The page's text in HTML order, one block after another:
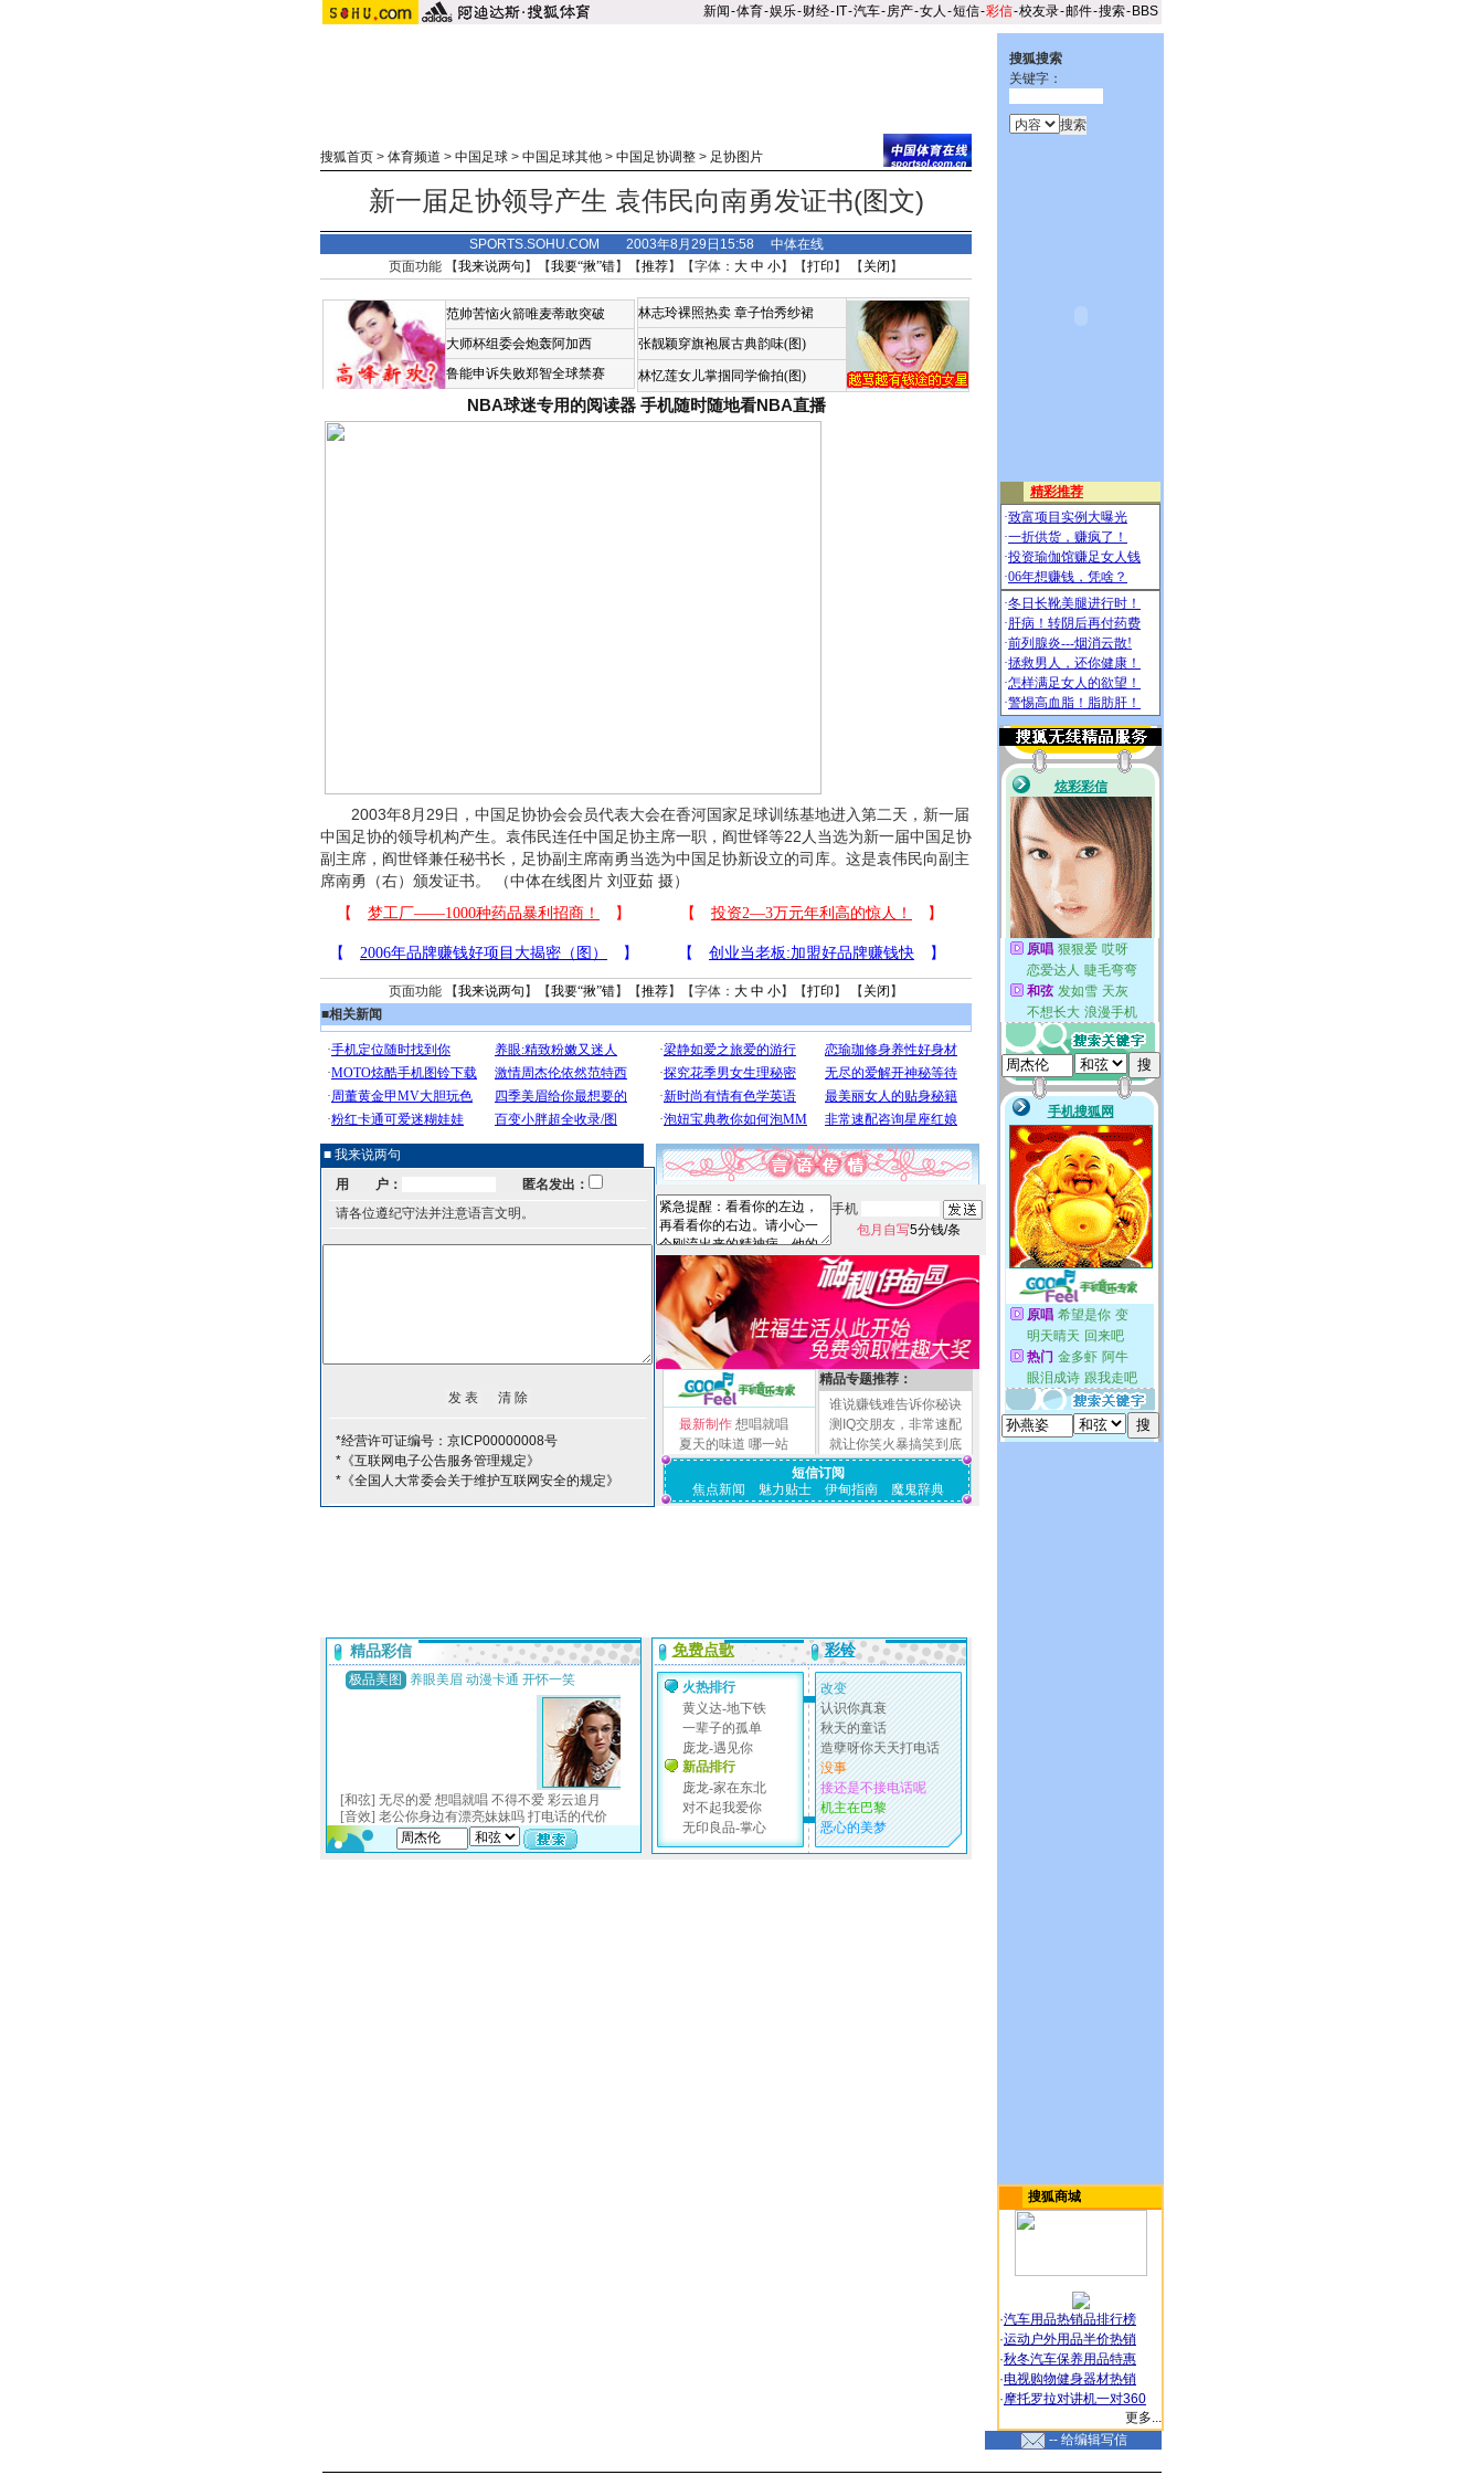
新闻-体育-娱乐-财经- IT-汽车-房产-女人 -短信-彩信-校友录-邮件-搜索- BBS
搜狐首页 > 体育频道 > 中国足球 > 中国足球其他 > 中国足协调整 > 足协图片
新一届足协领导产生 袁伟民向南勇发证书(图文)
SPORTS.SOHU.COM 2003年8月29日15:58 中体在线
页面功能 【我来说两句 】【我要“揪”错】【推荐】【字体： 大 中 小】【打印 】 【 关闭 】
范帅苦恼火箭唯麦蒂敢突破
大师杯组委会炮轰阿加西
鲁能申诉失败郑智全球禁赛
林志玲裸照热卖 章子怡秀纱裙
张靓颖穿旗袍展古典韵味(图)
林忆莲女儿掌掴同学偷拍(图)
NBA球迷专用的阅读器 手机随时随地看NBA直播
2003年8月29日，中国足协协会会员代表大会在香河国家足球训练基地进入第二天，新一届
中国足协的领导机构产生。袁伟民连任中国足协主席一职，阎世铎等22人当选为新一届中国足协
副主席，阎世铎兼任秘书长，足协副主席南勇当选为中国足协新设立的司库。这是袁伟民向副主
席南勇（右）颁发证书。 （中体在线图片 刘亚茹 摄）
页面功能 【我来说两句 】【我要“揪”错】【推荐】【字体： 大 中 小】【打印 】 【 关闭 】
■相关新闻
■ 我来说两句
用 户：
匿名发出：
请各位遵纪守法并注意语言文明。
*经营许可证编号：京ICP00000008号
*《互联网电子公告服务管理规定》
*《全国人大常委会关于维护互联网安全的规定》
手机
包月自写5分钱/条
最新制作 想唱就唱
夏天的味道 哪一站
精品专题推荐：
谁说赚钱难告诉你秘诀
测IQ交朋友，非常速配
就让你笑火暴搞笑到底
短信订阅
焦点新闻
魅力贴士 伊甸指南 魔鬼辞典
搜狐搜索
关键字：
搜狐商城
·汽车用品热销品排行榜
·运动户外用品半价热销
·秋冬汽车保养用品特惠
·电视购物健身器材热销
·摩托罗拉对讲机一对360
更多...
-- 给编辑写信